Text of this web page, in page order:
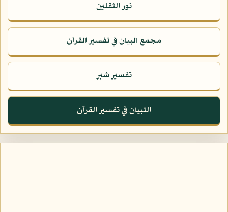
نور الثقلين
مجمع البيان في تفسير القرآن
تفسير شبر
التبيان في تفسير القرآن